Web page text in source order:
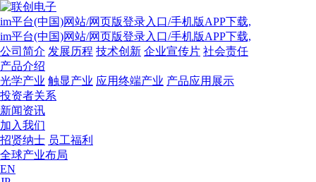
im平台(中国)网站/网页版登录入口/手机版APP下载,
im平台(中国)网站/网页版登录入口/手机版APP下载,
公司简介 发展历程 技术创新 企业宣传片 社会责任
产品介绍
光学产业 触显产业 应用终端产业 产品应用展示
投资者关系
新闻资讯
加入我们
招贤纳士 员工福利
全球产业布局
EN